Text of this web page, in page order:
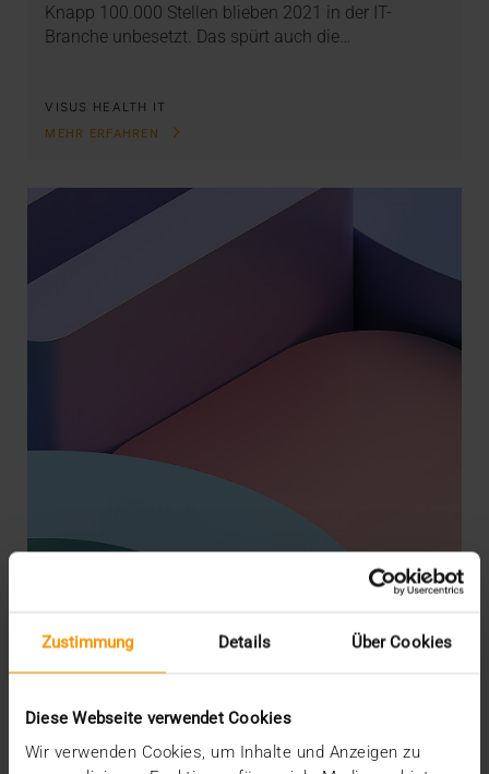
Zustimmung Details Über Cookies
Diese Webseite verwendet Cookies
Wir verwenden Cookies, um Inhalte und Anzeigen zu
Knapp 100.000 Stellen blieben 2021 in der IT-
Branche unbesetzt. Das spürt auch die…
VISUS HEALTH IT
MEHR ERFAHREN
STORIES
Die Cloud, dein Freund und Helfer
09.05.2023
Die Frage, ob Krankenhaus-IT überhaupt in die